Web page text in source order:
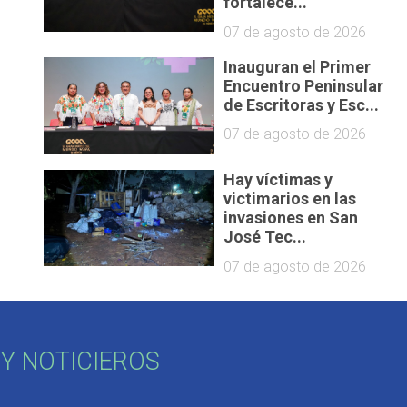
07 de agosto de 2026
Inauguran el Primer
Encuentro Peninsular
de Escritoras y Esc...
07 de agosto de 2026
Hay víctimas y
victimarios en las
invasiones en San
José Tec...
07 de agosto de 2026
NOTICIEROS